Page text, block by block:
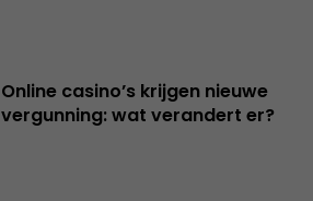
Online casino’s krijgen nieuwe
vergunning: wat verandert er?